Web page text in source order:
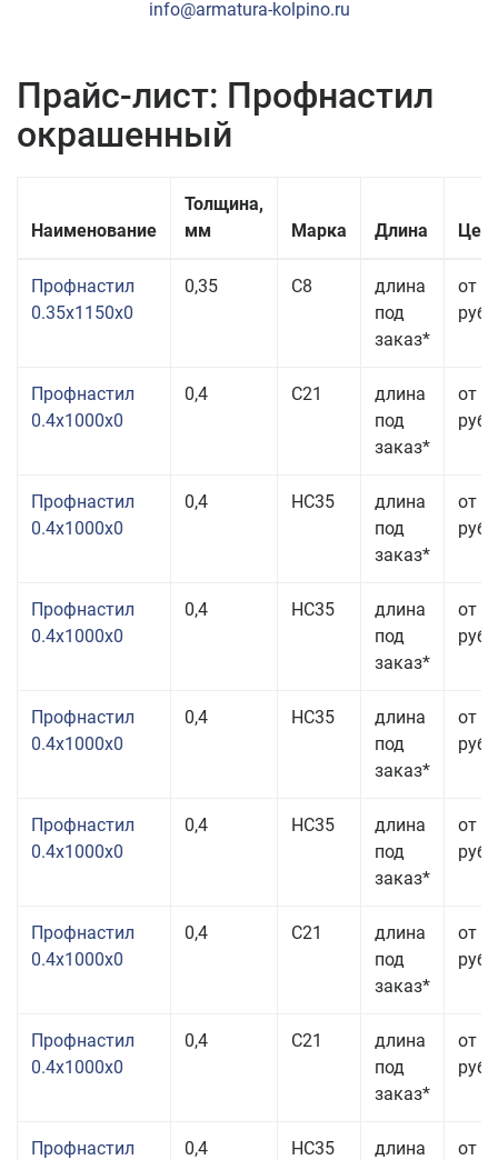
info@armatura-kolpino.ru
Прайс-лист: Профнастил
окрашенный
Наименование
Толщина,
мм
Марка Длина
Профнастил
0.35x1150x0
0,35 С8
длина
под
заказ*
от
руб.
Профнастил
0.4x1000x0
0,4 С21
длина
под
заказ*
от
руб.
Профнастил
0.4x1000x0
0,4 НС35
длина
под
заказ*
от
руб.
Профнастил
0.4x1000x0
0,4 НС35
длина
под
заказ*
от
руб.
Профнастил
0.4x1000x0
0,4 НС35
длина
под
заказ*
от
руб.
Профнастил
0.4x1000x0
0,4 НС35
длина
под
заказ*
от
руб.
Профнастил
0.4x1000x0
0,4 С21
длина
под
заказ*
от
руб.
Профнастил
0.4x1000x0
0,4 С21
длина
под
заказ*
от
руб.
Профнастил
0,4 НС35
длина
от